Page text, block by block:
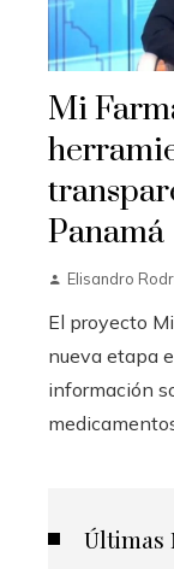
Mi
Panamá
Elisandro
El proyecto
nueva etapa
información
Últimas